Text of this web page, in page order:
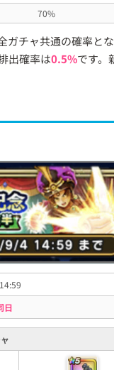
70%
ガチャ共通の確率と
出確率は0.5%です。
日